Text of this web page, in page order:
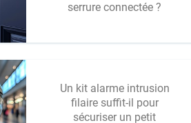
serrure connectée ?
Un kit alarme intrusion
filaire suffit-il pour
sécuriser un petit